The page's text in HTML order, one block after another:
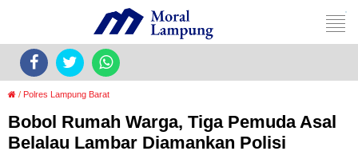
/ Polres Lampung Barat
Bobol Rumah Warga, Tiga Pemuda Asal
Belalau Lambar Diamankan Polisi